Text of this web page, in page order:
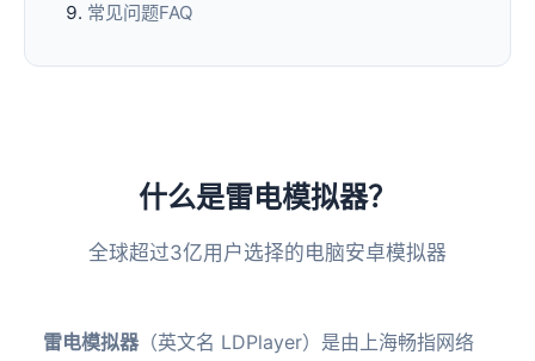
常见问题FAQ
什么是雷电模拟器？
全球超过3亿用户选择的电脑安卓模拟器
雷电模拟器（英文名 LDPlayer）是由上海畅指网络